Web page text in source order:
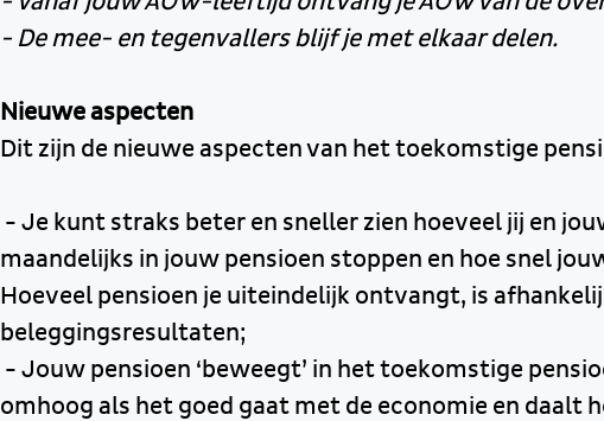
- De mee- en tegenvallers blijf je met elkaar delen.
Nieuwe aspecten
Dit zijn de nieuwe aspecten van het toekomstige
- Je kunt straks beter en sneller zien hoeveel jij en
maandelijks in jouw pensioen stoppen en hoe snel
Hoeveel pensioen je uiteindelijk ontvangt, is
beleggingsresultaten;
- Jouw pensioen ‘beweegt’ in het toekomstige
omhoog als het goed gaat met de economie en daalt